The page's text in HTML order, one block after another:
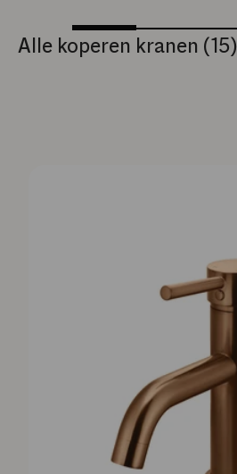
Alle koperen kranen (15)